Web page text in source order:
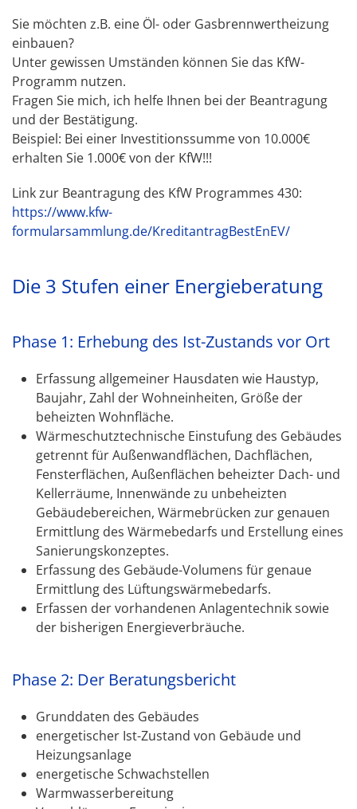
Sie möchten z.B. eine Öl- oder Gasbrennwertheizung
einbauen?
Unter gewissen Umständen können Sie das KfW-
Programm nutzen.
Fragen Sie mich, ich helfe Ihnen bei der Beantragung
und der Bestätigung.
Beispiel: Bei einer Investitionssumme von 10.000€
erhalten Sie 1.000€ von der KfW!!!
Link zur Beantragung des KfW Programmes 430:
https://www.kfw-
formularsammlung.de/KreditantragBestEnEV/
Die 3 Stufen einer Energieberatung
Phase 1: Erhebung des Ist-Zustands vor Ort
Erfassung allgemeiner Hausdaten wie Haustyp,
Baujahr, Zahl der Wohneinheiten, Größe der
beheizten Wohnfläche.
Wärmeschutztechnische Einstufung des Gebäudes
getrennt für Außenwandflächen, Dachflächen,
Fensterflächen, Außenflächen beheizter Dach- und
Kellerräume, Innenwände zu unbeheizten
Gebäudebereichen, Wärmebrücken zur genauen
Ermittlung des Wärmebedarfs und Erstellung eines
Sanierungskonzeptes.
Erfassung des Gebäude-Volumens für genaue
Ermittlung des Lüftungswärmebedarfs.
Erfassen der vorhandenen Anlagentechnik sowie
der bisherigen Energieverbräuche.
Phase 2: Der Beratungsbericht
Grunddaten des Gebäudes
energetischer Ist-Zustand von Gebäude und
Heizungsanlage
energetische Schwachstellen
Warmwasserbereitung